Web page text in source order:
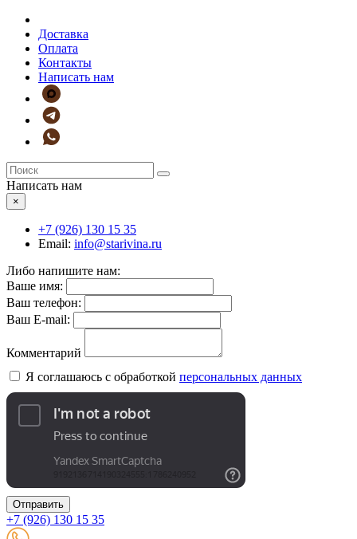
Доставка
Оплата
Контакты
Написать нам
Написать нам
×
+7 (926) 130 15 35
Email: info@starivina.ru
Либо напишите нам:
Ваше имя:
Ваш телефон:
Ваш E-mail:
Комментарий
Я соглашаюсь с обработкой персональных данных
Отправить
+7 (926) 130 15 35